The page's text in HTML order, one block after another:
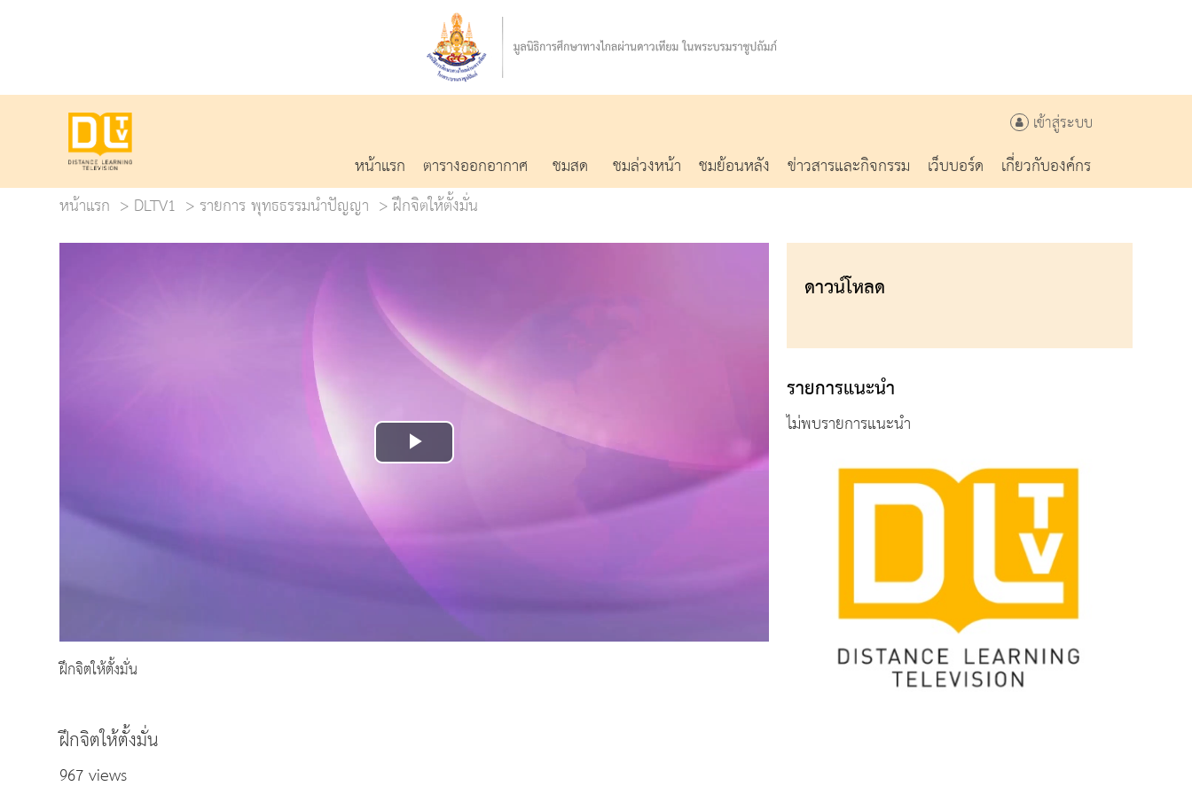
เข้าสู่ระบบ
หน้าแรก ตารางออกอากาศ ชมสด ชมล่วงหน้า ชมย้อนหลัง ข่าวสารและกิจกรรม เว็บบอร์ด
เกี่ยวกับองค์กร
หน้าแรก
DLTV1 รายการ พุทธธรรมนำปัญญา ฝึกจิตให้ตั้งมั่น
Play
ฝึกจิตให้ตั้งมั่น
ฝึกจิตให้ตั้งมั่น
967 views
ดาวน์โหลด
รายการแนะนำ
ไม่พบรายการแนะนำ